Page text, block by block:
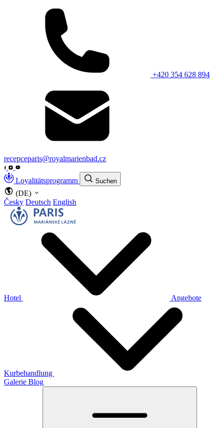
+420 354 628 894
recepceparis@royalmarienbad.cz
Loyalitätsprogramm Suchen
(DE)
Česky Deutsch English
Hotel Angebote
Kurbehandlung
Galerie Blog